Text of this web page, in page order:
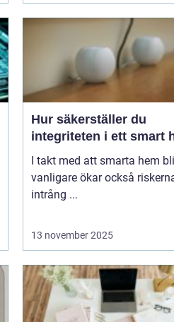
Hur säkerställer du
integriteten i ett smart
I takt med att smarta hem
vanligare ökar också
intrång ...
13 november 2025